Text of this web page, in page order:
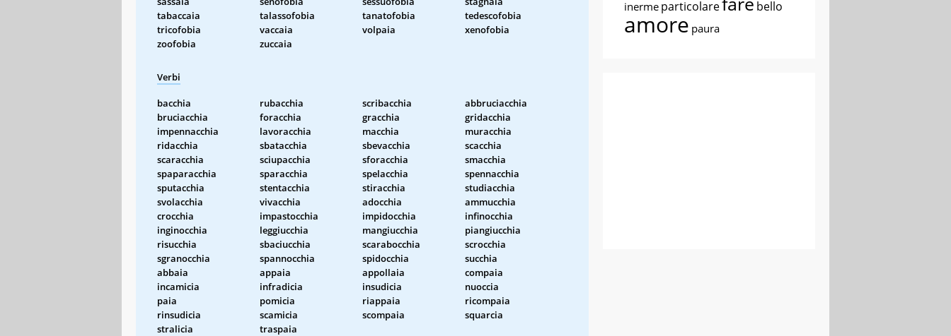
tabaccaia
talassofobia tanatofobia
tedescofobia
tricofobia
vaccaia volpaia
xenofobia
zoofobia
zuccaia
Verbi
bacchia rubacchia scribacchia
abbruciacchia
bruciacchia
foracchia gracchia
gridacchia
impennacchia
lavoracchia macchia
muracchia
ridacchia
sbatacchia sbevacchia
scacchia
scaracchia
sciupacchia sforacchia
smacchia
spaparacchia
sparacchia spelacchia
spennacchia
sputacchia
stentacchia stiracchia
studiacchia
svolacchia
vivacchia adocchia
ammucchia
crocchia
impastocchia impidocchia
infinocchia
inginocchia
leggiucchia mangiucchia
piangiucchia
risucchia
sbaciucchia scarabocchia
scrocchia
sgranocchia
spannocchia spidocchia
succhia
abbaia
appaia appollaia
compaia
incamicia
infradicia insudicia
nuoccia
paia
pomicia riappaia
ricompaia
rinsudicia
scamicia scompaia
squarcia
stralicia
traspaia
inerme particolare bello
amore paura